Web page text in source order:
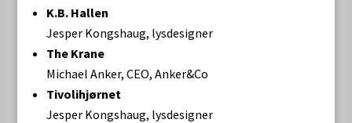
K.B. Hallen
Jesper Kongshaug, lysdesigner
The Krane
Michael Anker, CEO, Anker&Co
Tivolihjørnet
Jesper Kongshaug, lysdesigner